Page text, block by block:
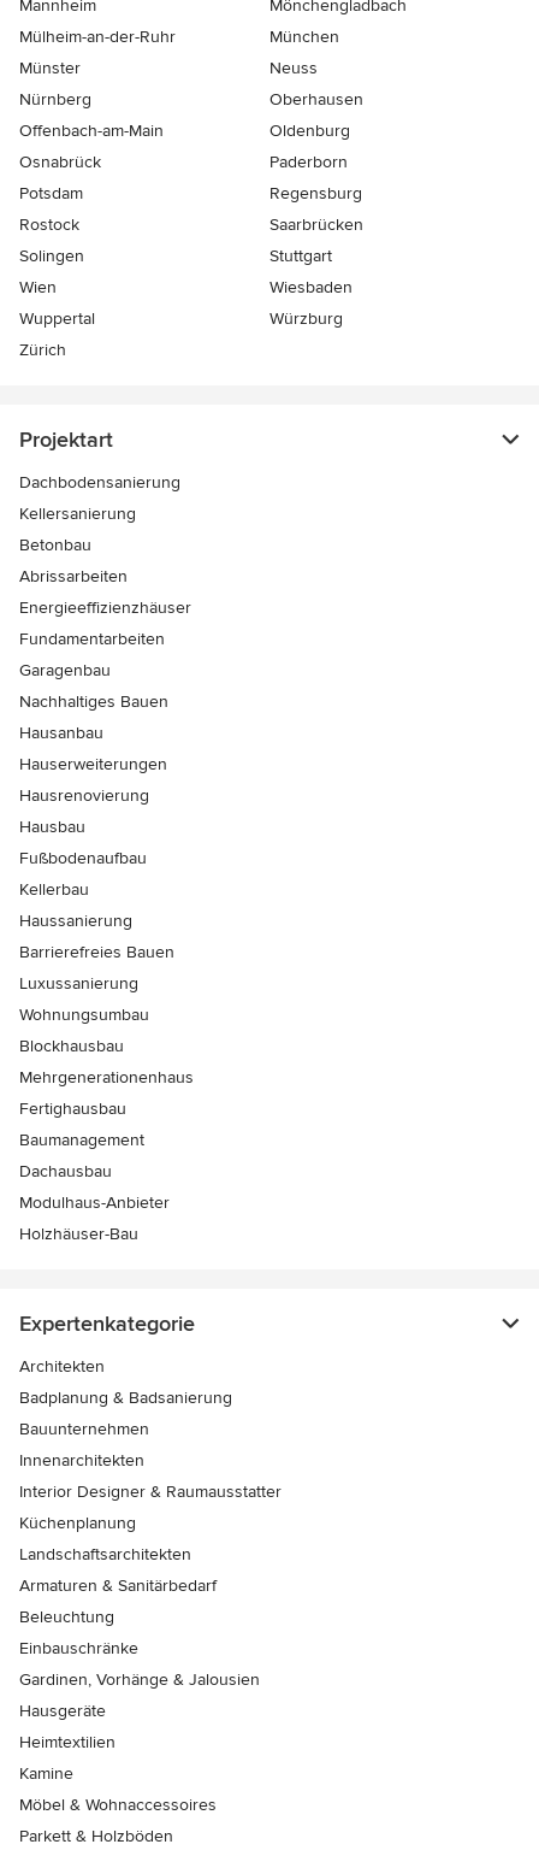
Mannheim
Mönchen­gladbach
Mülheim-an-der-Ruhr
München
Münster
Neuss
Nürnberg
Oberhausen
Offenbach-am-Main
Oldenburg
Osnabrück
Paderborn
Potsdam
Regensburg
Rostock
Saarbrücken
Solingen
Stuttgart
Wien
Wiesbaden
Wuppertal
Würzburg
Zürich
Projektart
Dachbodensanierung
Kellersanierung
Betonbau
Abrissarbeiten
Energieeffizienzhäuser
Fundamentarbeiten
Garagenbau
Nachhaltiges Bauen
Hausanbau
Hauserweiterungen
Hausrenovierung
Hausbau
Fußbodenaufbau
Kellerbau
Haussanierung
Barrierefreies Bauen
Luxussanierung
Wohnungsumbau
Blockhausbau
Mehrgenerationenhaus
Fertighausbau
Baumanagement
Dachausbau
Modulhaus-Anbieter
Holzhäuser-Bau
Expertenkategorie
Architekten
Badplanung & Badsanierung
Bauunternehmen
Innenarchitekten
Interior Designer & Raumausstatter
Küchenplanung
Landschaftsarchitekten
Armaturen & Sanitärbedarf
Beleuchtung
Einbauschränke
Gardinen, Vorhänge & Jalousien
Hausgeräte
Heimtextilien
Kamine
Möbel & Wohnaccessoires
Parkett & Holzböden